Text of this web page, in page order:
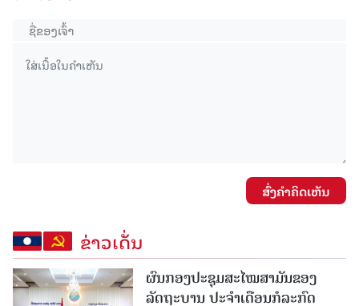
ສົ່ງຄໍາຄິດເຫັນ
ຂ່າວເດັ່ນ
ຜົນກອງປະຊຸມສະໄໝສາມັນຂອງ
ລັດຖະບານ ປະຈຳເດືອນກໍລະກົດ